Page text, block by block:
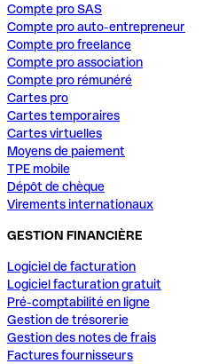
Compte pro SAS
Compte pro auto-entrepreneur
Compte pro freelance
Compte pro association
Compte pro rémunéré
Cartes pro
Cartes temporaires
Cartes virtuelles
Moyens de paiement
TPE mobile
Dépôt de chèque
Virements internationaux
GESTION FINANCIÈRE
Logiciel de facturation
Logiciel facturation gratuit
Pré-comptabilité en ligne
Gestion de trésorerie
Gestion des notes de frais
Factures fournisseurs